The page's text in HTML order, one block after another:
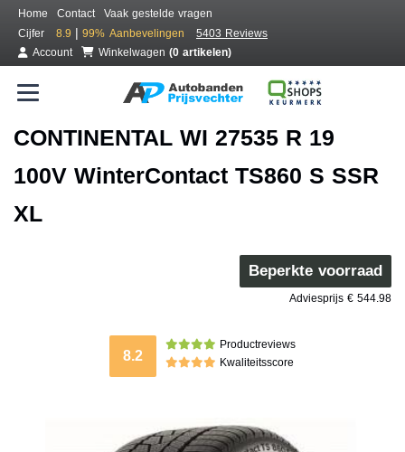
Home Contact
Vaak gestelde vragen
Cijfer
8.9 | 99% Aanbevelingen
5403 Reviews
Account
Winkelwagen (0 artikelen)
CONTINENTAL WI 27535 R 19
100V WinterContact TS860 S SSR
XL
Beperkte voorraad
Adviesprijs € 544.98
8.2
Productreviews
Kwaliteitsscore